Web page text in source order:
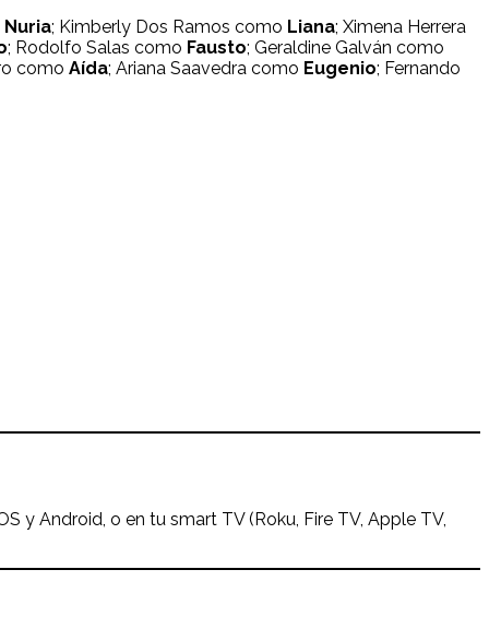
Nuria; Kimberly Dos Ramos como Liana; Ximena Herrera
; Rodolfo Salas como Fausto; Geraldine Galván como
como Aída; Ariana Saavedra como Eugenio; Fernando
y Android, o en tu smart TV (Roku, Fire TV, Apple TV,